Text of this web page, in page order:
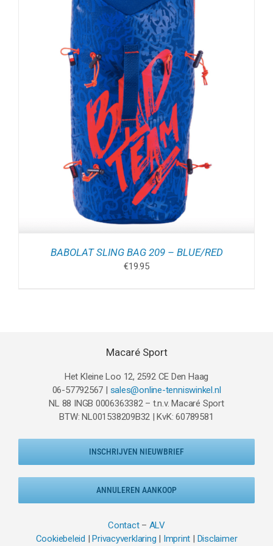
BABOLAT SLING BAG 209 – BLUE/RED
€19.95
Macaré Sport
Het Kleine Loo 12, 2592 CE Den Haag
06-57792567 | sales@online-tenniswinkel.nl
NL 88 INGB 0006363382 – t.n.v. Macaré Sport
BTW: NL001538209B32 | KvK: 60789581
INSCHRIJVEN NIEUWBRIEF
ANNULEREN AANKOOP
Contact– ALV
Cookiebeleid |Privacyverklaring | Imprint | Disclaimer